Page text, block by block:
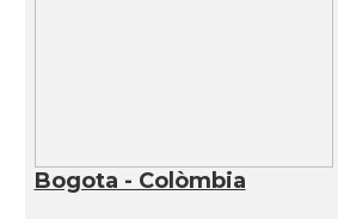
Bogota - Colòmbia